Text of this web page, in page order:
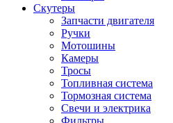
Cкутеры
Запчасти двигателя
Ручки
Мотошины
Камеры
Тросы
Топливная система
Тормозная система
Свечи и электрика
Фильтры